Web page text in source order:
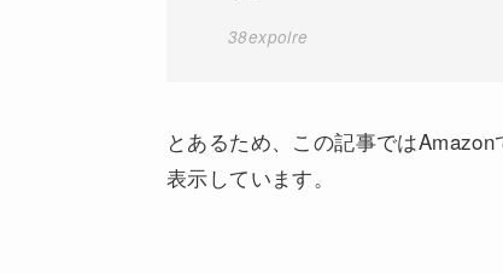
38expolre
とあるため、この記事では
表示しています。